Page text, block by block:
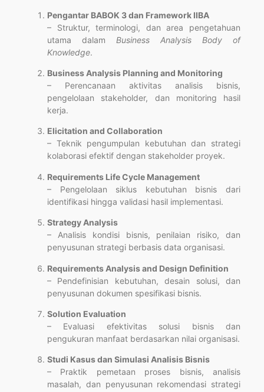
Pengantar BABOK 3 dan Framework IIBA
– Struktur, terminologi, dan area pengetahuan
utama dalam Business Analysis Body of
Knowledge.
Business Analysis Planning and Monitoring
– Perencanaan aktivitas analisis bisnis,
pengelolaan stakeholder, dan monitoring hasil
kerja.
Elicitation and Collaboration
– Teknik pengumpulan kebutuhan dan strategi
kolaborasi efektif dengan stakeholder proyek.
Requirements Life Cycle Management
– Pengelolaan siklus kebutuhan bisnis dari
identifikasi hingga validasi hasil implementasi.
Strategy Analysis
– Analisis kondisi bisnis, penilaian risiko, dan
penyusunan strategi berbasis data organisasi.
Requirements Analysis and Design Definition
– Pendefinisian kebutuhan, desain solusi, dan
penyusunan dokumen spesifikasi bisnis.
Solution Evaluation
– Evaluasi efektivitas solusi bisnis dan
pengukuran manfaat berdasarkan nilai organisasi.
Studi Kasus dan Simulasi Analisis Bisnis
– Praktik pemetaan proses bisnis, analisis
masalah, dan penyusunan rekomendasi strategi